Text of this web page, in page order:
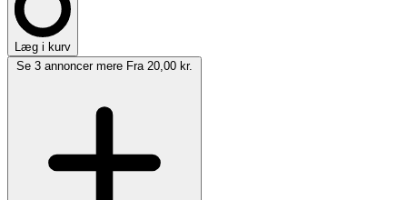
Læg i kurv
Se 3 annoncer mere Fra 20,00 kr.